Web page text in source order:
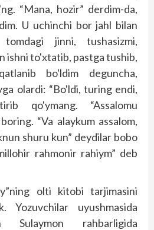
“Mana, hozir” derdim-da,
U uchinchi bor jahl bilan
jinni, tushasizmi,
ishni to'xtatib, pastga tushib,
bo'ldim deguncha,
olardi: “Bo'ldi, turing endi,
qo'ymang. “Assalomu
“Va alaykum assalom,
shuru kun” deydilar bobo
rahmonir rahiym” deb
olti kitobi tarjimasini
Yozuvchilar uyushmasida
Sulaymon rahbarligida